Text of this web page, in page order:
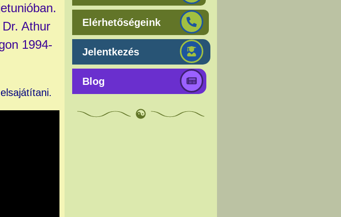
Athur
1994-
Elérhetőségeink
Jelentkezés
Blog